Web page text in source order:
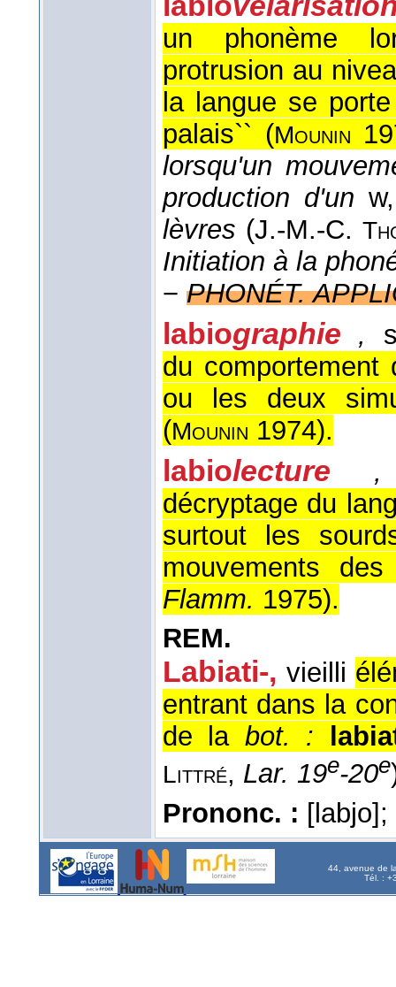
un phonème
protrusion au
la langue se
palais`` (Mounin
lorsqu'un
production d'un
lèvres (J.-M.-C.
Initiation à la
− PHONÉT.
labiographie ,
du
ou les deux
(Mounin 1974).
labiolecture
décryptage du
surtout les
mouvements
Flamm. 1975).
REM.
Labiati-, vieilli
entrant dans la
de la bot. :
Littré, Lar. 19e-20e
Prononc. :
44, avenue de
Tél. :